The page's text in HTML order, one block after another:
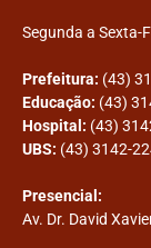
Segunda a Sexta-
Prefeitura: (43)
Educação: (43)
Hospital: (43)
UBS: (43) 3142-
Presencial:
Av. Dr. David